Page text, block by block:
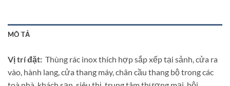
MÔ TẢ
Vị trí đặt: Thùng rác inox thích hợp sắp xếp tại sảnh, cửa ra
vào, hành lang, cửa thang máy, chân cầu thang bộ trong các